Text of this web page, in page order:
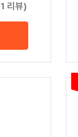
리뷰)